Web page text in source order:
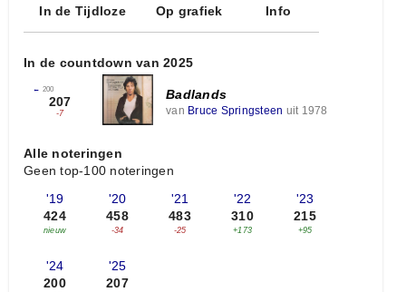
In de Tijdloze Op grafiek Info
In de countdown van 2025
← 200
207
-7
Badlands
van Bruce Springsteen uit 1978
Alle noteringen
Geen top-100 noteringen
'19
424
nieuw
'20
458
-34
'21
483
-25
'22
310
+173
'23
215
+95
'24
200
'25
207